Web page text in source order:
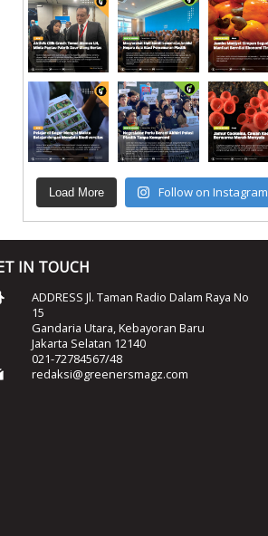
Load More Follow on Instagram
IN TOUCH
ADDRESS Jl. Taman Radio Dalam Raya No
15
Gandaria Utara, Kebayoran Baru
Jakarta Selatan 12140
021-72784567/48
redaksi@greenersmagz.com